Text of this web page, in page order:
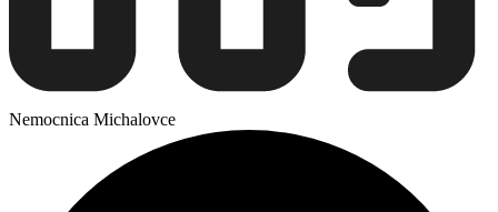
Nemocnica Michalovce